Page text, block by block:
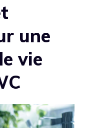
une
vie